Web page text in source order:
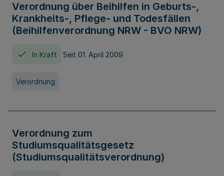
Verordnung über Beihilfen in Geburts-,
Krankheits-, Pflege- und Todesfällen
(Beihilfenverordnung NRW - BVO NRW)
In Kraft Seit 01. April 2009
Verordnung
Verordnung zum
Studiumsqualitätsgesetz
(Studiumsqualitätsverordnung)